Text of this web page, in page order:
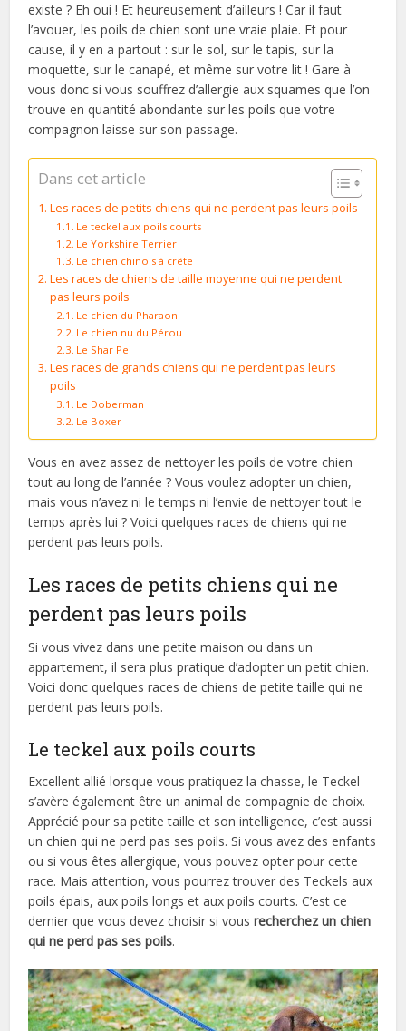
existe ? Eh oui ! Et heureusement d’ailleurs ! Car il faut
l’avouer, les poils de chien sont une vraie plaie. Et pour
cause, il y en a partout : sur le sol, sur le tapis, sur la
moquette, sur le canapé, et même sur votre lit ! Gare à
vous donc si vous souffrez d’allergie aux squames que l’on
trouve en quantité abondante sur les poils que votre
compagnon laisse sur son passage.
Dans cet article
Les races de petits chiens qui ne perdent pas leurs poils
Le teckel aux poils courts
Le Yorkshire Terrier
Le chien chinois à crête
Les races de chiens de taille moyenne qui ne perdent
pas leurs poils
Le chien du Pharaon
Le chien nu du Pérou
Le Shar Pei
Les races de grands chiens qui ne perdent pas leurs
poils
Le Doberman
Le Boxer
Vous en avez assez de nettoyer les poils de votre chien
tout au long de l’année ? Vous voulez adopter un chien,
mais vous n’avez ni le temps ni l’envie de nettoyer tout le
temps après lui ? Voici quelques races de chiens qui ne
perdent pas leurs poils.
Les races de petits chiens qui ne
perdent pas leurs poils
Si vous vivez dans une petite maison ou dans un
appartement, il sera plus pratique d’adopter un petit chien.
Voici donc quelques races de chiens de petite taille qui ne
perdent pas leurs poils.
Le teckel aux poils courts
Excellent allié lorsque vous pratiquez la chasse, le Teckel
s’avère également être un animal de compagnie de choix.
Apprécié pour sa petite taille et son intelligence, c’est aussi
un chien qui ne perd pas ses poils. Si vous avez des enfants
ou si vous êtes allergique, vous pouvez opter pour cette
race. Mais attention, vous pourrez trouver des Teckels aux
poils épais, aux poils longs et aux poils courts. C’est ce
dernier que vous devez choisir si vousrecherchez un chien
qui ne perd pas ses poils.